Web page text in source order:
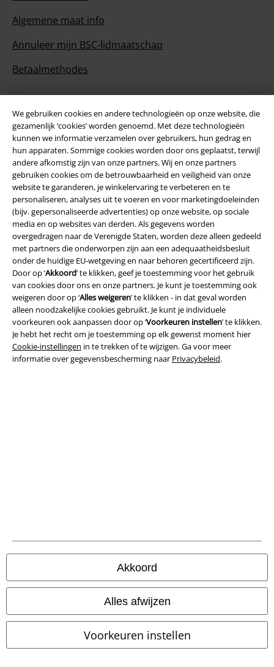
We gebruiken cookies en andere technologieën op onze website, die
gezamenlijk ‘cookies’ worden genoemd. Met deze technologieën
kunnen we informatie verzamelen over gebruikers, hun gedrag en
hun apparaten. Sommige cookies worden door ons geplaatst, terwijl
andere afkomstig zijn van onze partners. Wij en onze partners
gebruiken cookies om de betrouwbaarheid en veiligheid van onze
website te garanderen, je winkelervaring te verbeteren en te
personaliseren, analyses uit te voeren en voor marketingdoeleinden
(bijv. gepersonaliseerde advertenties) op onze website, op sociale
media en op websites van derden. Als gegevens worden
overgedragen naar de Verenigde Staten, worden deze alleen gedeeld
met partners die onderworpen zijn aan een adequaatheidsbesluit
onder de huidige EU-wetgeving en naar behoren gecertificeerd zijn.
Door op ‘Akkoord’ te klikken, geef je toestemming voor het gebruik
van cookies door ons en onze partners. Je kunt je toestemming ook
weigeren door op ‘Alles weigeren’ te klikken - in dat geval worden
alleen noodzakelijke cookies gebruikt. Je kunt je individuele
voorkeuren ook aanpassen door op ‘Voorkeuren instellen’ te klikken.
Je hebt het recht om je toestemming op elk gewenst moment hier
Cookie-instellingen in te trekken of te wijzigen. Ga voor meer
informatie over gegevensbescherming naar Privacybeleid.
Akkoord
Alles afwijzen
Voorkeuren instellen
Algemene maat info
Annuleer mijn BSC-lidmaatschap
Betaalmethodes
Overige acties
Prijsvragen
Large Cadeaubonnen
ISIC Studentenkorting
EMP Backstage Club
Over Large
Partnerprogramma's
Duurzaamheid
Betaalmethodes